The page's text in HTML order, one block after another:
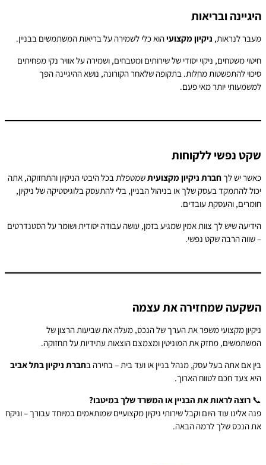
ובריאות
לנראות,ניקיון מקצועיהוא כלי לשמירה על בריאות המשתמשים בבניין.
משטחים, ניקוי יסודי של שירותים ומטבחים, ושמירה על אוויר נקי מפחיתים
להתפשטות מחלות. בתקופה שלאחר הקורונה, נושא ההיגיינה הפך
יותר מאי פעם.
נפשי ללקוחות
יש לךחברת ניקיון מקצועיתשמטפלת בכל היבטי הניקיון והתחזוקה, אתה
להתמקד בעסק שלך או בניהול הבניין, בלי להתעסק בלוגיסטיקה של ניקיון,
והעסקת עובדים.
שיש לך צוות אמין שמגיע בזמן, עושה עבודה יסודית ושומר על הסטנדרטים
שווה הרבה שקט נפשי.
שמחזירה את עצמה
מקצועי משפר את הערך של הנכס, מעלה את שביעות הרצון של
מחזק את המוניטין ומצמצם הוצאות עתידיות על תחזוקה.
אם אתה בעל עסק, מנהל בניין או ועד בית – בחירה בחברת ניקיון בתל אביב
צעד חכם לטווח הארוך.
רוצה לראות את הבניין או המשרד שלך במיטבו?
אלינו עוד היום וקבל שירותי ניקיון מקצועיים שמותאמים במיוחד עבורך – וניקח
הנכס שלך לרמה הבאה.